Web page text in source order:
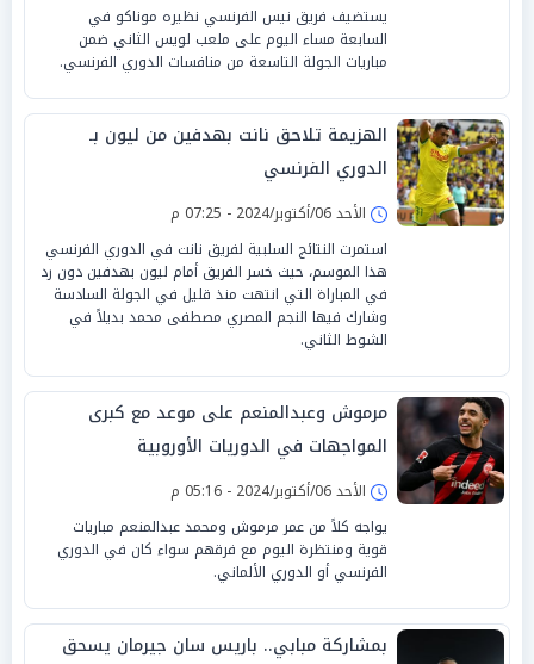
يستضيف فريق نيس الفرنسي نظيره موناكو في
السابعة مساء اليوم على ملعب لويس الثاني ضمن
مباريات الجولة التاسعة من منافسات الدوري الفرنسي.
الهزيمة تلاحق نانت بهدفين من ليون بـ
الدوري الفرنسي
الأحد 06/أكتوبر/2024 - 07:25 م
استمرت النتائج السلبية لفريق نانت في الدوري الفرنسي
هذا الموسم، حيث خسر الفريق أمام ليون بهدفين دون رد
في المباراة التي انتهت منذ قليل في الجولة السادسة
وشارك فيها النجم المصري مصطفى محمد بديلاً في
الشوط الثاني.
مرموش وعبدالمنعم على موعد مع كبرى
المواجهات في الدوريات الأوروبية
الأحد 06/أكتوبر/2024 - 05:16 م
يواجه كلاً من عمر مرموش ومحمد عبدالمنعم مباريات
قوية ومنتظرة اليوم مع فرقهم سواء كان في الدوري
الفرنسي أو الدوري الألماني.
بمشاركة مبابي.. باريس سان جيرمان يسحق